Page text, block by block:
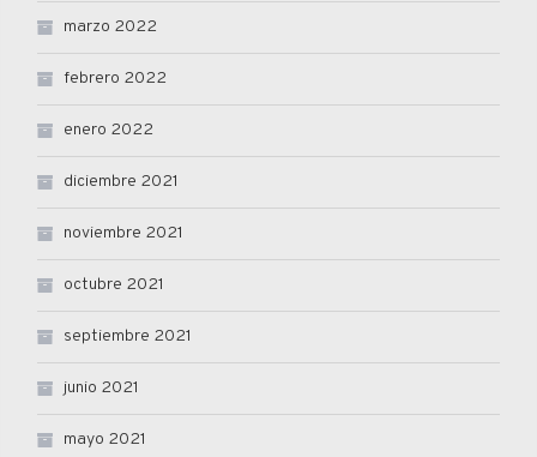
marzo 2022
febrero 2022
enero 2022
diciembre 2021
noviembre 2021
octubre 2021
septiembre 2021
junio 2021
mayo 2021